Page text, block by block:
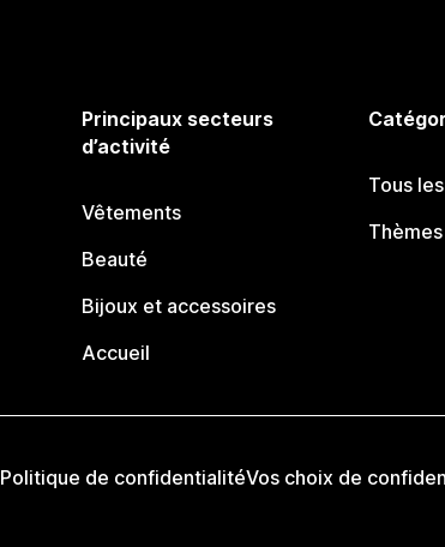
Principaux secteurs
d’activité
Vêtements
Beauté
Bijoux et accessoires
Accueil
Tous
Politique de confidentialitéVos choix de